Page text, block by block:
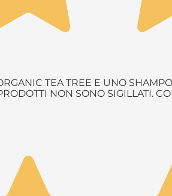
TEA TREE E UNO
NON SONO SIGILLATI.